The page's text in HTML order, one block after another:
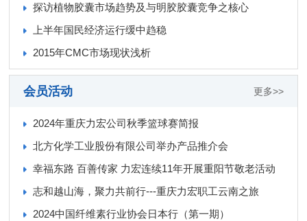
探访植物胶囊市场趋势及与明胶胶囊竞争之核心
上半年国民经济运行缓中趋稳
2015年CMC市场现状浅析
更多>>
会员活动
2024年重庆力宏公司秋季篮球赛简报
北方化学工业股份有限公司举办产品推介会
幸福东路 百善传家 力宏连续11年开展重阳节敬老活动
志和越山海，聚力共前行---重庆力宏职工云南之旅
2024中国纤维素行业协会日本行（第一期）